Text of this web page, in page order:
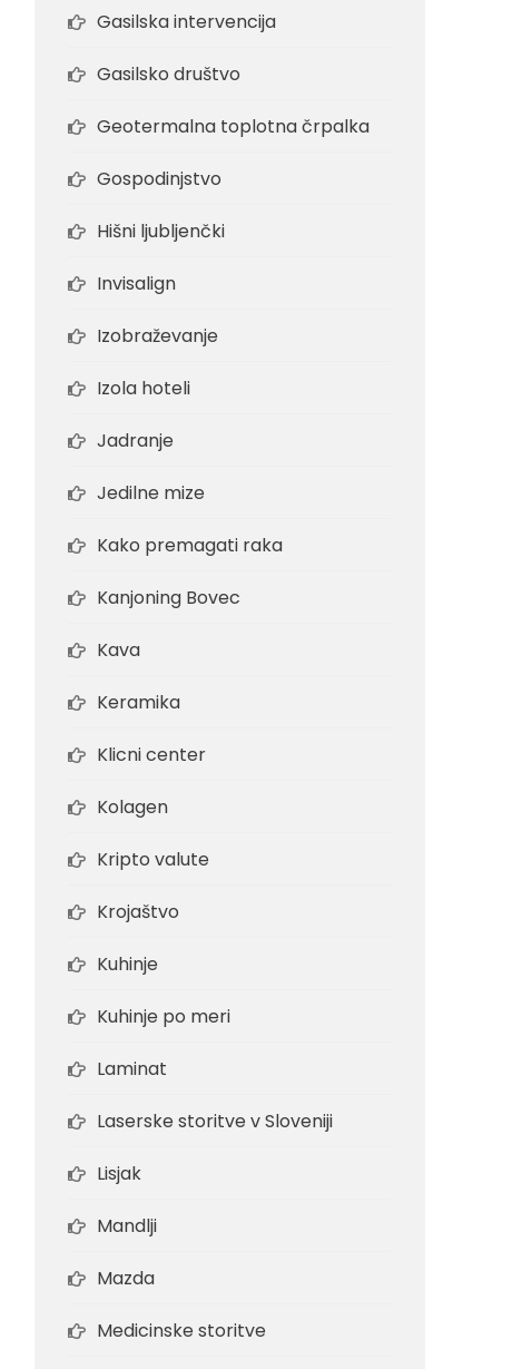
Gasilska intervencija
Gasilsko društvo
Geotermalna toplotna črpalka
Gospodinjstvo
Hišni ljubljenčki
Invisalign
Izobraževanje
Izola hoteli
Jadranje
Jedilne mize
Kako premagati raka
Kanjoning Bovec
Kava
Keramika
Klicni center
Kolagen
Kripto valute
Krojaštvo
Kuhinje
Kuhinje po meri
Laminat
Laserske storitve v Sloveniji
Lisjak
Mandlji
Mazda
Medicinske storitve